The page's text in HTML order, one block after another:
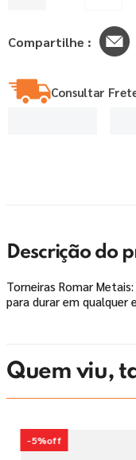
Compartilhe :
Consultar
Descrição do
Torneiras Romar
para durar em qualquer
Quem viu,
-5%off